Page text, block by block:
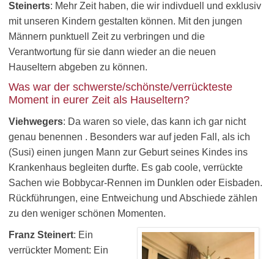
Steinerts: Mehr Zeit haben, die wir indivduell und exklusiv
mit unseren Kindern gestalten können. Mit den jungen
Männern punktuell Zeit zu verbringen und die
Verantwortung für sie dann wieder an die neuen
Hauseltern abgeben zu können.
Was war der schwerste/schönste/verrückteste
Moment in eurer Zeit als Hauseltern?
Viehwegers: Da waren so viele, das kann ich gar nicht
genau benennen . Besonders war auf jeden Fall, als ich
(Susi) einen jungen Mann zur Geburt seines Kindes ins
Krankenhaus begleiten durfte. Es gab coole, verrückte
Sachen wie Bobbycar-Rennen im Dunklen oder Eisbaden.
Rückführungen, eine Entweichung und Abschiede zählen
zu den weniger schönen Momenten.
Franz Steinert: Ein
verrückter Moment: Ein